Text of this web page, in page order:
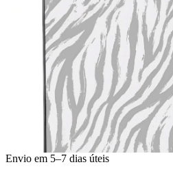
Envio em 5–7 dias úteis